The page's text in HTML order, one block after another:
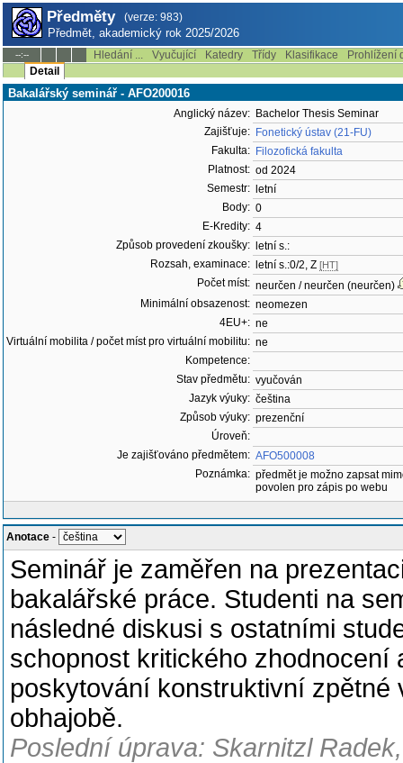
Předměty (verze: 983)
Předmět, akademický rok 2025/2026
--:-- Hledání ... Vyučující Katedry Třídy Klasifikace
Prohlížení
Detail
Bakalářský seminář - AFO200016
Anglický název: Bachelor Thesis Seminar
Zajišťuje: Fonetický ústav (21-FU)
Fakulta: Filozofická fakulta
Platnost: od 2024
Semestr:
letní
Body: 0
E-Kredity: 4
Způsob provedení zkoušky:
letní s.:
Rozsah, examinace:
letní s.:0/2, Z [HT]
Počet míst: neurčen / neurčen (neurčen)
Minimální obsazenost: neomezen
4EU+: ne
Virtuální mobilita / počet míst pro virtuální mobilitu: ne
Kompetence:
Stav předmětu: vyučován
Jazyk výuky: čeština
Způsob výuky: prezenční
Úroveň:
Je zajišťováno předmětem: AFO500008
Poznámka: předmět je možno zapsat
povolen pro zápis po webu
Anotace -
Seminář je zaměřen na
bakalářské práce. Studenti na
následné diskusi s ostatními
schopnost kritického
poskytování konstruktivní
obhajobě.
Poslední úprava: Skarnitzl